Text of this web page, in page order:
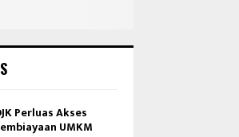
Perluas Akses
UMKM